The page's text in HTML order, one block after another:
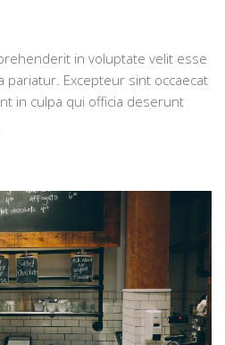
in voluptate velit esse
pariatur. Excepteur sint occaecat
in culpa qui officia deserunt